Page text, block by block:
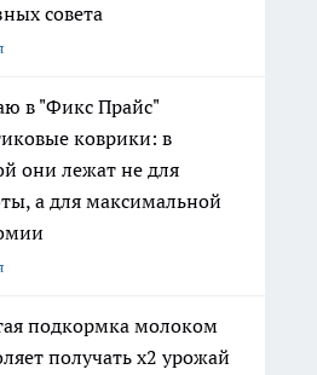
совета
в "Фикс Прайс"
коврики: в
они лежат не для
а для максимальной
подкормка молоком
получать х2 урожай